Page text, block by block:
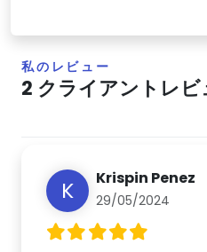
私のレビュー
2 クライアントレビ
K Krispin Penez
29/05/2024